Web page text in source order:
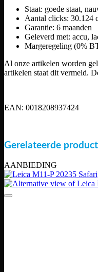
Staat: goede staat,
Aantal clicks: 30.124
Garantie: 6 maanden
Geleverd met: accu,
Margeregeling (0%
Al onze artikelen worden
artikelen staat dit vermeld.
EAN: 0018208937424
Gerelateerde
AANBIEDING